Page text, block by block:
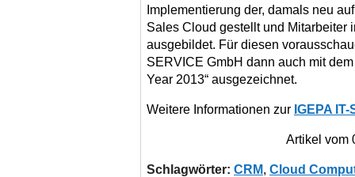
Implementierung der, damals neu
Sales Cloud gestellt und Mitarbeiter
ausgebildet. Für diesen
SERVICE GmbH dann auch mit
Year 2013“ ausgezeichnet.
Weitere Informationen zur IGEPA
Artikel vom
Schlagwörter: CRM, Cloud